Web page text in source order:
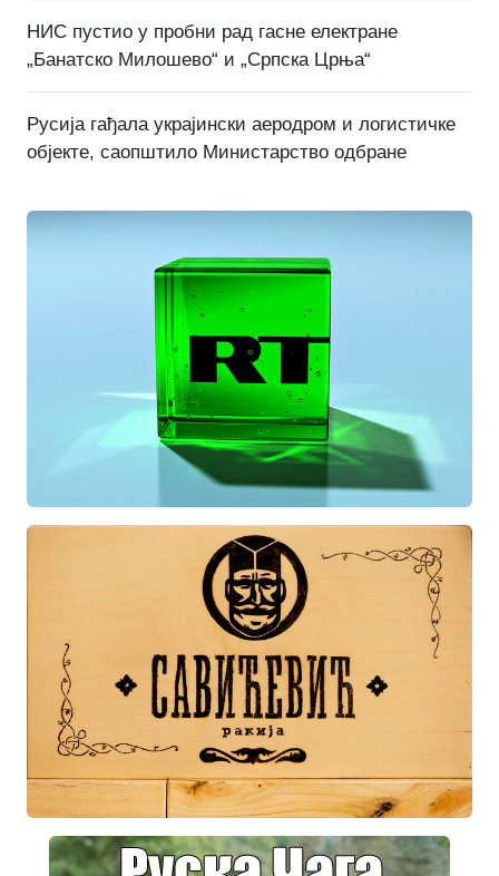
НИС пустио у пробни рад гасне електране
„Банатско Милошево“ и „Српска Црња“
Русија гађала украјински аеродром и логистичке
објекте, саопштило Министарство одбране